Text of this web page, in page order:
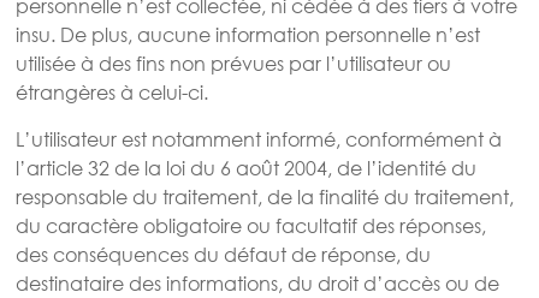
personnelle n’est collectée, ni cédée à des tiers à votre
insu. De plus, aucune information personnelle n’est
utilisée à des fins non prévues par l’utilisateur ou
étrangères à celui-ci.
L’utilisateur est notamment informé, conformément à
l’article 32 de la loi du 6 août 2004, de l’identité du
responsable du traitement, de la finalité du traitement,
du caractère obligatoire ou facultatif des réponses,
des conséquences du défaut de réponse, du
destinataire des informations, du droit d’accès ou de